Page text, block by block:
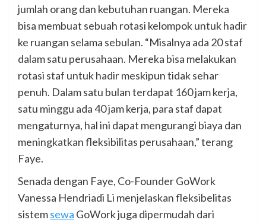
jumlah orang dan kebutuhan ruangan. Mereka
bisa membuat sebuah rotasi kelompok untuk hadir
ke ruangan selama sebulan. “Misalnya ada 20 staf
dalam satu perusahaan. Mereka bisa melakukan
rotasi staf untuk hadir meskipun tidak sehar
penuh. Dalam satu bulan terdapat 160 jam kerja,
satu minggu ada 40 jam kerja, para staf dapat
mengaturnya, hal ini dapat mengurangi biaya dan
meningkatkan fleksibilitas perusahaan,” terang
Faye.
Senada dengan Faye, Co-Founder GoWork
Vanessa Hendriadi Li menjelaskan fleksibelitas
sistemsewa GoWork juga dipermudah dari